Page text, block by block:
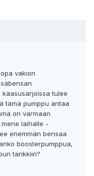
vakion
kaasusarjoissa tulee
tämä pumppu antaa
on varmaan
laihalle -
enemmän bensaa
boosterpumppua,
tankkiin?